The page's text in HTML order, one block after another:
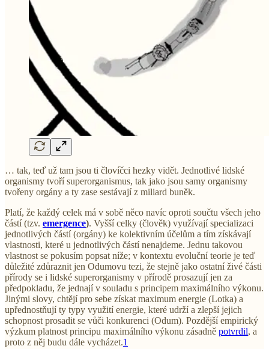
… tak, teď už tam jsou ti človíčci hezky vidět. Jednotlivé lidské
organismy tvoří superorganismus, tak jako jsou samy organismy
tvořeny orgány a ty zase sestávají z miliard buněk.
Platí, že každý celek má v sobě něco navíc oproti součtu všech jeho
částí (tzv. emergence). Vyšší celky (člověk) využívají specializaci
jednotlivých částí (orgány) ke kolektivním účelům a tím získávají
vlastnosti, které u jednotlivých částí nenajdeme. Jednu takovou
vlastnost se pokusím popsat níže; v kontextu evoluční teorie je teď
důležité zdůraznit jen Odumovu tezi, že stejně jako ostatní živé části
přírody se i lidské superorganismy v přírodě prosazují jen za
předpokladu, že jednají v souladu s principem maximálního výkonu.
Jinými slovy, chtějí pro sebe získat maximum energie (Lotka) a
upřednostňují ty typy využití energie, které udrží a zlepší jejich
schopnost prosadit se vůči konkurenci (Odum). Pozdější empirický
výzkum platnost principu maximálního výkonu zásadně potvrdil, a
proto z něj budu dále vycházet.1